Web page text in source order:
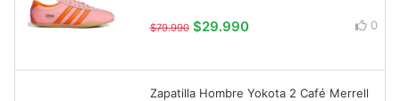
$79.990 $29.990 0
Zapatilla Hombre Yokota 2 Café Merrell